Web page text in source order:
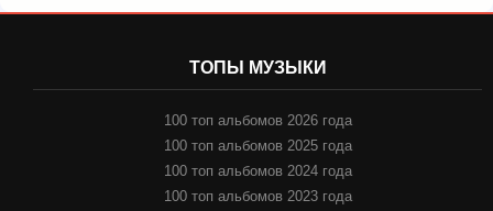
ТОПЫ МУЗЫКИ
100 топ альбомов 2026 года
100 топ альбомов 2025 года
100 топ альбомов 2024 года
100 топ альбомов 2023 года